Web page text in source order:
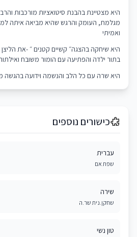
היא מצטיינת בהבנת סיטואציות מורכבות
מגלמת, העומק והרגש שהיא מביאה איתה
ואמיתי
היא שיחקה בהצגה״ קשיים קטנים ״ -את
בתור ילדה והפתיעה עם הומור משובח
היא שרה עם כל הלב והנשמה וידועה בהגשה
כישורים נוספים
עברית
שפת אם
שירה
שחקן.נית שר.ה
טון נשי